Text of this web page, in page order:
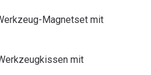
Magnetset mit
mit